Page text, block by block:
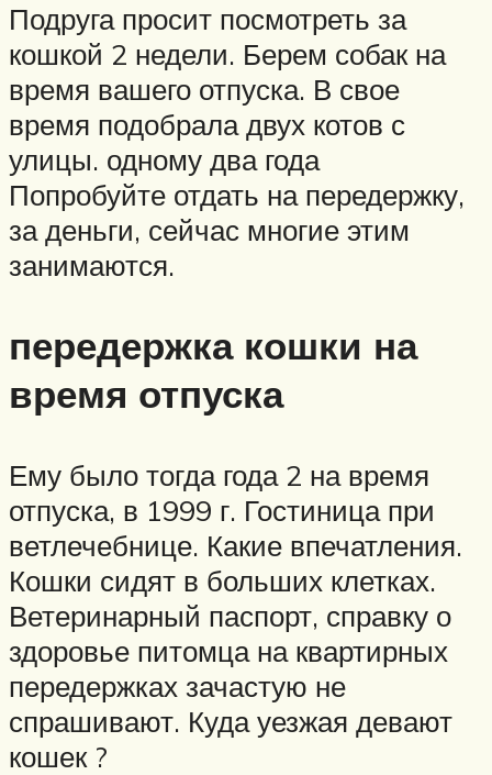
Подруга просит посмотреть за
кошкой 2 недели. Берем собак на
время вашего отпуска. В свое
время подобрала двух котов с
улицы. одному два года
Попробуйте отдать на передержку,
за деньги, сейчас многие этим
занимаются.
передержка кошки на
время отпуска
Ему было тогда года 2 на время
отпуска, в 1999 г. Гостиница при
ветлечебнице. Какие впечатления.
Кошки сидят в больших клетках.
Ветеринарный паспорт, справку о
здоровье питомца на квартирных
передержках зачастую не
спрашивают. Куда уезжая девают
кошек ?